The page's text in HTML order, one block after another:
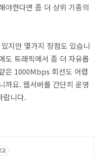
야한다면 좀 더 상위 기종의
지만 몇가지 장점도 있습니
도 트래픽에서 좀 더 자유롭
은 1000Mbps 회선도 어렵
까요. 웹서버를 간단히 운영
랍니다.